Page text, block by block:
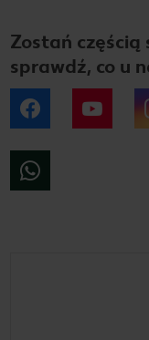
Zostań częścią
sprawdź, co u
Facebook